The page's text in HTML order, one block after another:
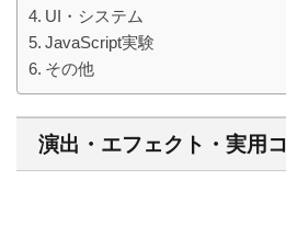
UI・システム
JavaScript実験
その他
演出・エフェクト・実用